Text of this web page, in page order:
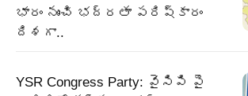
భారం నుంచి భద్రతా పరిష్కారం
దిశగా..
YSR Congress Party: వైసిపి పై